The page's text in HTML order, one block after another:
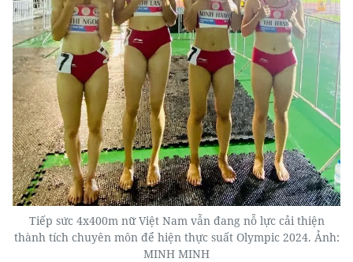
Tiếp sức 4x400m nữ Việt Nam vẫn đang nỗ lực cải thiện
thành tích chuyên môn để hiện thực suất Olympic 2024. Ảnh:
MINH MINH